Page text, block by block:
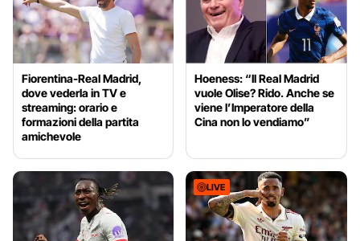
Fiorentina-Real Madrid,
dove vederla in TV e
streaming: orario e
formazioni della partita
amichevole
Hoeness: “Il Real Madrid
vuole Olise? Rido. Anche se
viene l’Imperatore della
Cina non lo vendiamo”
LIVE